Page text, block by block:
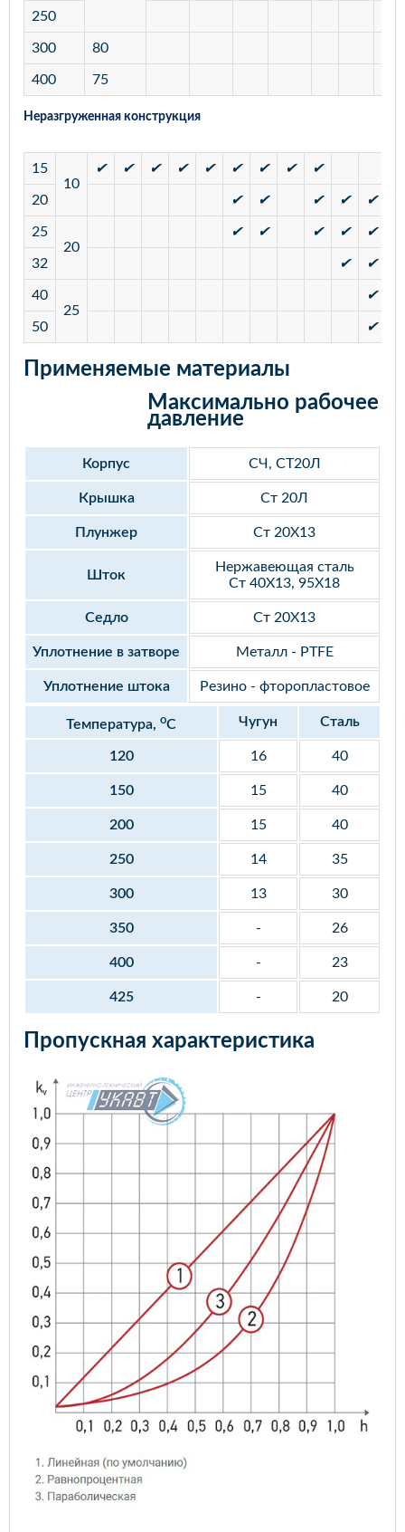
250
300 80
400 75
Неразгруженная конструкция
15
10
✔ ✔ ✔ ✔ ✔ ✔ ✔ ✔ ✔
20 ✔ ✔ ✔ ✔ ✔
25
20
✔ ✔ ✔ ✔ ✔
32 ✔ ✔
40
25
✔
50 ✔
Применяемые материалы
Максимально рабочее
давление
Корпус СЧ, СТ20Л
Крышка Ст 20Л
Плунжер Ст 20Х13
Шток
Нержавеющая сталь
Ст 40Х13, 95Х18
Седло Ст 20Х13
Уплотнение в затворе Металл - PTFE
Уплотнение штока Резино - фторопластовое
Температура, oС Чугун Сталь
120 16 40
150 15 40
200 15 40
250 14 35
300 13 30
350 - 26
400 - 23
425 - 20
Пропускная характеристика